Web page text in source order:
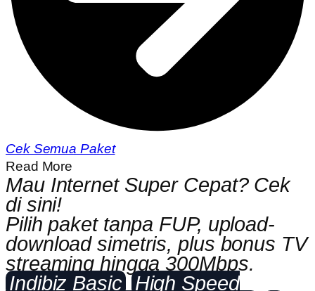
Cek Semua Paket
Read More
Mau Internet Super Cepat? Cek
di sini!
Pilih paket tanpa FUP, upload-
download simetris, plus bonus TV
streaming hingga 300Mbps.
Indibiz Basic
High Speed